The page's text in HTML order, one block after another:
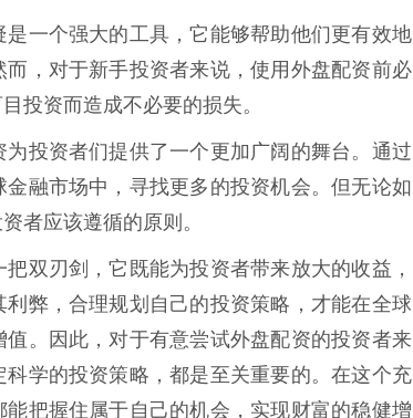
一个强大的工具，它能够帮助他们更有效地
，对于新手投资者来说，使用外盘配资前必
投资而造成不必要的损失。
投资者们提供了一个更加广阔的舞台。通过
融市场中，寻找更多的投资机会。但无论如
者应该遵循的原则。
双刃剑，它既能为投资者带来放大的收益，
弊，合理规划自己的投资策略，才能在全球
。因此，对于有意尝试外盘配资的投资者来
学的投资策略，都是至关重要的。在这个充
把握住属于自己的机会，实现财富的稳健增